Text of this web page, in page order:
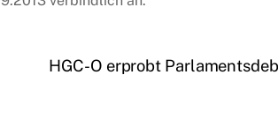
HGC-O erprobt